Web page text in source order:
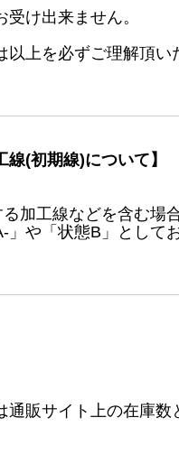
け出来ません。
上を必ずご理解頂い
線(初期線)について】
加工線などを含む場
や「状態B」として
販サイト上の在庫